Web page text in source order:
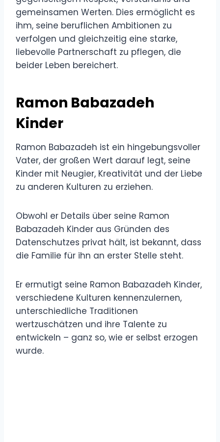
gemeinsamen Werten. Dies ermöglicht es
ihm, seine beruflichen Ambitionen zu
verfolgen und gleichzeitig eine starke,
liebevolle Partnerschaft zu pflegen, die
beider Leben bereichert.
Ramon Babazadeh
Kinder
Ramon Babazadeh ist ein hingebungsvoller
Vater, der großen Wert darauf legt, seine
Kinder mit Neugier, Kreativität und der Liebe
zu anderen Kulturen zu erziehen.
Obwohl er Details über seine Ramon
Babazadeh Kinder aus Gründen des
Datenschutzes privat hält, ist bekannt, dass
die Familie für ihn an erster Stelle steht.
Er ermutigt seine Ramon Babazadeh Kinder,
verschiedene Kulturen kennenzulernen,
unterschiedliche Traditionen
wertzuschätzen und ihre Talente zu
entwickeln – ganz so, wie er selbst erzogen
wurde.